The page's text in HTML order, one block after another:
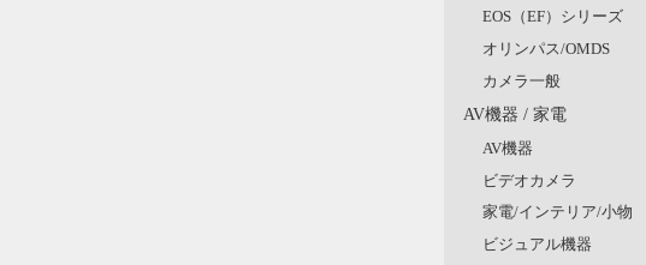
EOS（EF）シリーズ
オリンパス/OMDS
カメラ一般
AV機器 / 家電
AV機器
ビデオカメラ
家電/インテリア/小物
ビジュアル機器